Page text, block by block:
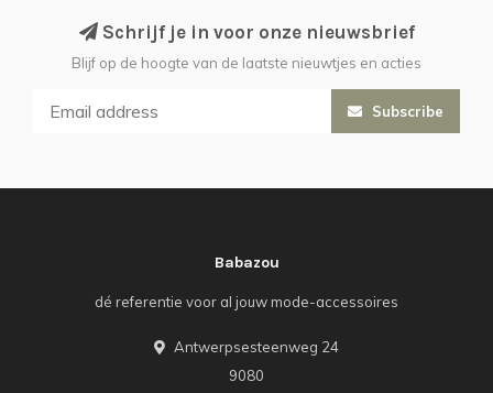
Schrijf je in voor onze nieuwsbrief
Blijf op de hoogte van de laatste nieuwtjes en acties
Subscribe
Babazou
dé referentie voor al jouw mode-accessoires
Antwerpsesteenweg 24
9080